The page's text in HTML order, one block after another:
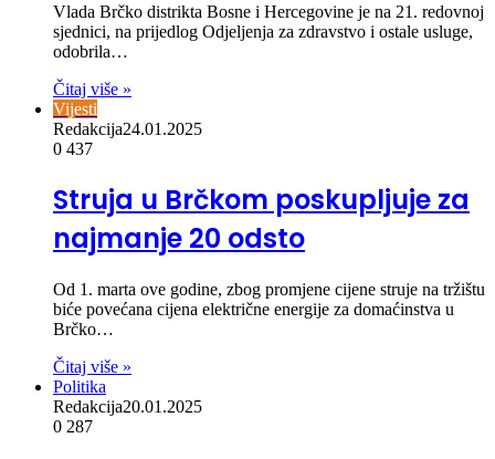
Vlada Brčko distrikta Bosne i Hercegovine je na 21. redovnoj
sjednici, na prijedlog Odjeljenja za zdravstvo i ostale usluge,
odobrila…
Čitaj više »
Vijesti
Redakcija24.01.2025
0 437
Struja u Brčkom poskupljuje za
najmanje 20 odsto
Od 1. marta ove godine, zbog promjene cijene struje na tržištu
biće povećana cijena električne energije za domaćinstva u
Brčko…
Čitaj više »
Politika
Redakcija20.01.2025
0 287